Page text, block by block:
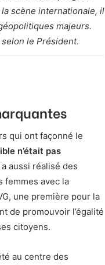
scène internationale, il
majeurs.
le Président.
qui ont façonné le
n’était pas
aussi réalisé des
femmes avec la
une première pour la
de promouvoir l’égalité
citoyens.
au centre des